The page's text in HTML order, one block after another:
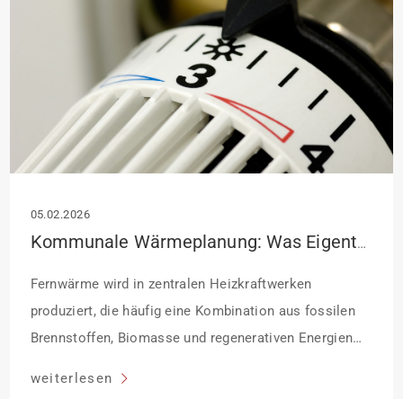
Gesamtkosten für Heizen im Mittel damit […]
05.02.2026
Kommunale Wärmeplanung: Was Eigentümer beachten sollten
Fernwärme wird in zentralen Heizkraftwerken
produziert, die häufig eine Kombination aus fossilen
Brennstoffen, Biomasse und regenerativen Energien
weiterlesen